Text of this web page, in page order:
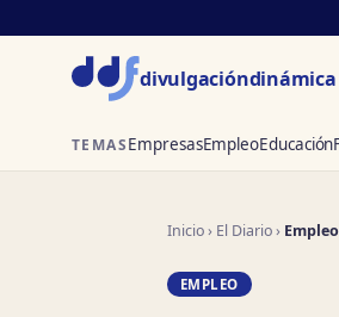
divulgacióndinámica
TEMASEmpresasEmpleoEducación
Inicio› El Diario› Empleo
EMPLEO